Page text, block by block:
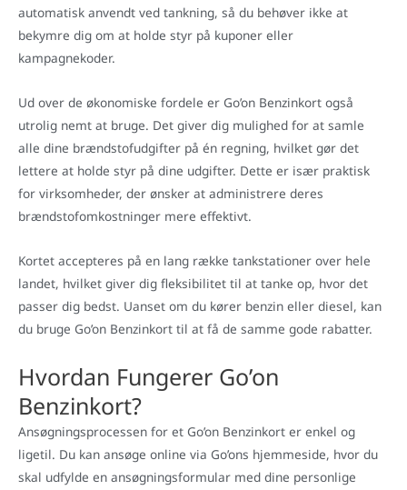
automatisk anvendt ved tankning, så du behøver ikke at
bekymre dig om at holde styr på kuponer eller
kampagnekoder.
Ud over de økonomiske fordele er Go’on Benzinkort også
utrolig nemt at bruge. Det giver dig mulighed for at samle
alle dine brændstofudgifter på én regning, hvilket gør det
lettere at holde styr på dine udgifter. Dette er især praktisk
for virksomheder, der ønsker at administrere deres
brændstofomkostninger mere effektivt.
Kortet accepteres på en lang række tankstationer over hele
landet, hvilket giver dig fleksibilitet til at tanke op, hvor det
passer dig bedst. Uanset om du kører benzin eller diesel, kan
du bruge Go’on Benzinkort til at få de samme gode rabatter.
Hvordan Fungerer Go’on
Benzinkort?
Ansøgningsprocessen for et Go’on Benzinkort er enkel og
ligetil. Du kan ansøge online via Go’ons hjemmeside, hvor du
skal udfylde en ansøgningsformular med dine personlige